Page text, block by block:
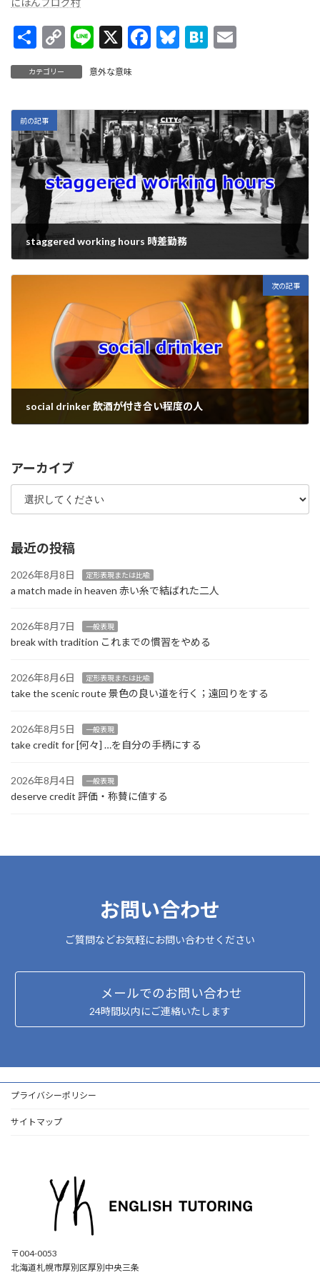
にほんブログ村
C
o
p
y
Li
n
k
Li
n
e
X
F
b
o
o
k
Bl
ky
H
n
a
l
共
有
カテゴリー 意外な意味
前の記事
staggered working hours 時差勤務
次の記事
social drinker 飲酒が付き合い程度の人
アーカイブ
最近の投稿
2026年8月8日 定形表現または比喩
a match made in heaven 赤い糸で結ばれた二人
2026年8月7日 一般表現
break with tradition これまでの慣習をやめる
2026年8月6日 定形表現または比喩
take the scenic route 景色の良い道を行く；遠回りをする
2026年8月5日 一般表現
take credit for [何々] …を自分の手柄にする
2026年8月4日 一般表現
deserve credit 評価・称賛に値する
お問い合わせ
ご質問などお気軽にお問い合わせください
メールでのお問い合わせ
24時間以内にご連絡いたします
プライバシーポリシー
サイトマップ
〒004-0053
北海道札幌市厚別区厚別中央三条